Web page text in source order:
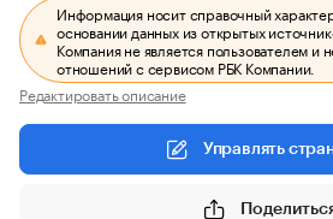
Информация носит справочный
основании данных из открытых
Компания не является пользователем и
отношений с сервисом РБК Компании.
Редактировать описание
Управлять